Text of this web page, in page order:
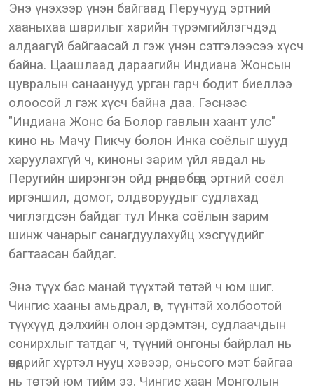
Энэ үнэхээр үнэн байгаад Перучууд эртний
хааныхаа шарилыг харийн түрэмгийлэгчдэд
алдаагүй байгаасай л гэж үнэн сэтгэлээсээ хүсч
байна. Цаашлаад дараагийн Индиана Жонсын
цувралын санаанууд урган гарч бодит биеллээ
олоосой л гэж хүсч байна даа. Гэснээс
"Индиана Жонс ба Болор гавлын хаант улс"
кино нь Мачу Пикчу болон Инка соёлыг шууд
харуулахгүй ч, киноны зарим үйл явдал нь
Перугийн ширэнгэн ойд өрнөдөг бөгөөд эртний соёл
иргэншил, домог, олдворуудыг судлахад
чиглэгдсэн байдаг тул Инка соёлын зарим
шинж чанарыг санагдуулахуйц хэсгүүдийг
багтаасан байдаг.
Энэ түүх бас манай түүхтэй төстэй ч юм шиг.
Чингис хааны амьдрал, өв, түүнтэй холбоотой
түүхүүд дэлхийн олон эрдэмтэн, судлаачдын
сонирхлыг татдаг ч, түүний онгоны байрлал нь
өнөөдрийг хүртэл нууц хэвээр, оньсого мэт байгаа
нь төстэй юм тийм ээ. Чингис хаан Монголын